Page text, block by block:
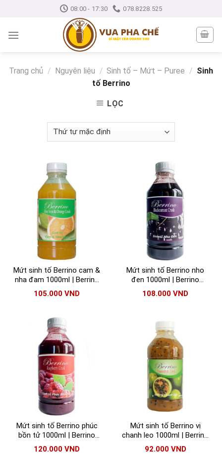
content
08:00 - 17:30 078.8228.525
Trang chủ / Nguyên liệu / Sinh tố – Mứt – Puree / Sinh
tố Berrino
LỌC
Mứt sinh tố Berrino cam &
nha đam 1000ml | Berrino
Aloe Vera & Orange Crush
105.000 VND
Mứt sinh tố Berrino nho
đen 1000ml | Berrino
Blackcurrant Crush
108.000 VND
Mứt sinh tố Berrino phúc
bồn tử 1000ml | Berrino
Raspberry Crush
120.000 VND
Mứt sinh tố Berrino vị
chanh leo 1000ml | Berrino
Passionfruit Crush
92.000 VND